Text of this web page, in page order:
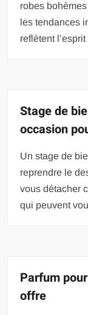
robes
les tendances
reflètent
Stage de
occasion
Un stage de
reprendre le
vous détacher
qui peuvent
Parfum
offre